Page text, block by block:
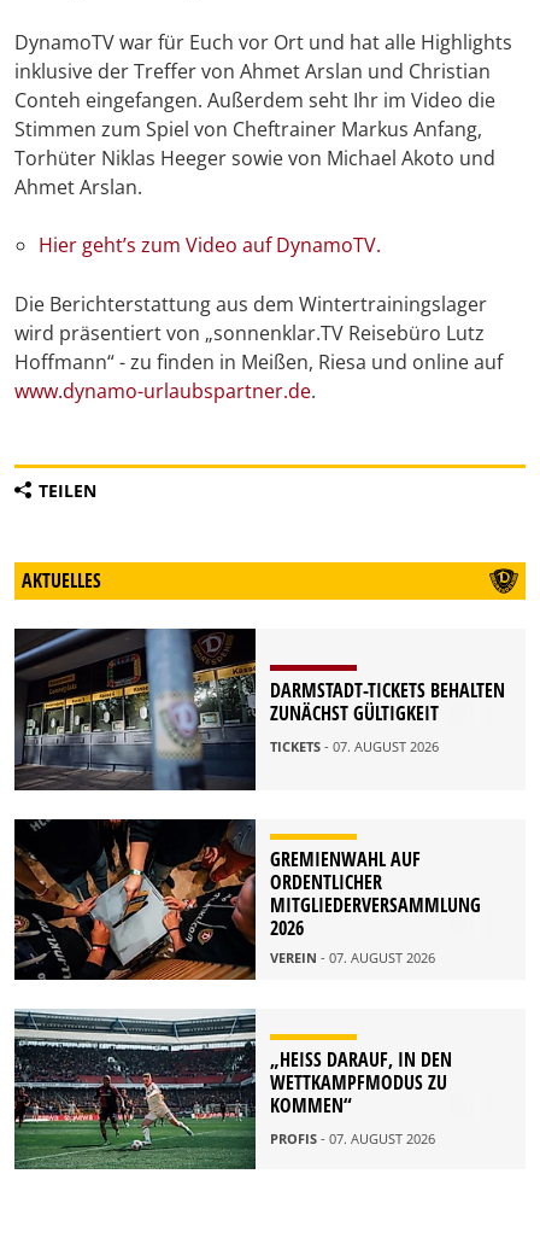
DynamoTV war für Euch vor Ort und hat alle Highlights
inklusive der Treffer von Ahmet Arslan und Christian
Conteh eingefangen. Außerdem seht Ihr im Video die
Stimmen zum Spiel von Cheftrainer Markus Anfang,
Torhüter Niklas Heeger sowie von Michael Akoto und
Ahmet Arslan.
Hier geht’s zum Video auf DynamoTV.
Die Berichterstattung aus dem Wintertrainingslager
wird präsentiert von „sonnenklar.TV Reisebüro Lutz
Hoffmann“ - zu finden in Meißen, Riesa und online auf
www.dynamo-urlaubspartner.de.
TEILEN
AKTUELLES
DARMSTADT-TICKETS BEHALTEN
ZUNÄCHST GÜLTIGKEIT
TICKETS - 07. AUGUST 2026
GREMIENWAHL AUF
ORDENTLICHER
MITGLIEDERVERSAMMLUNG
2026
VEREIN - 07. AUGUST 2026
„HEISS DARAUF, IN DEN W
ETTKAMPFMODUS ZU K
OMMEN“
PROFIS - 07. AUGUST 2026